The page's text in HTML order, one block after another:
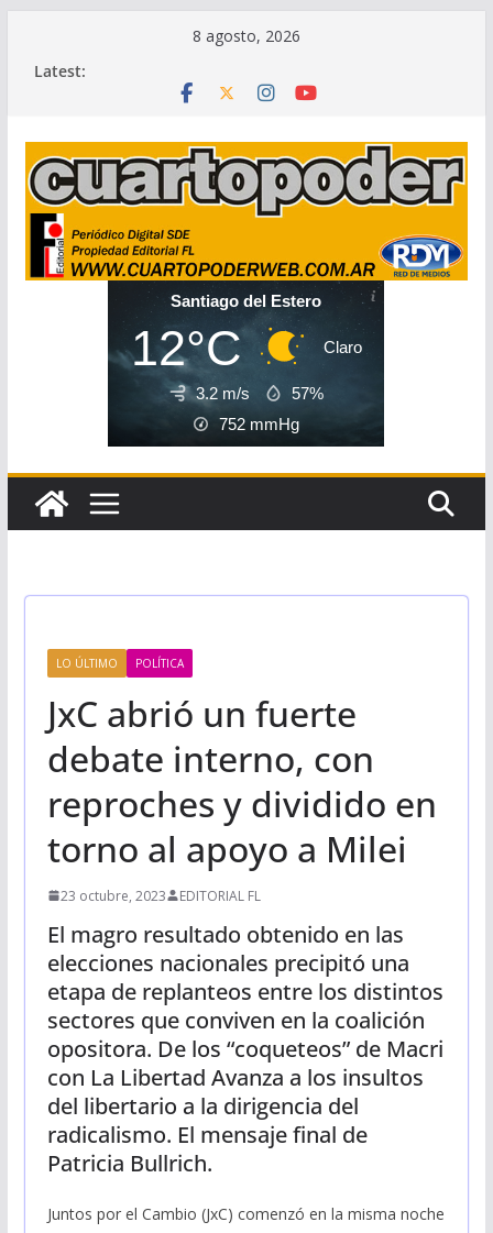
8 agosto, 2026
Latest:
Santiago del Estero
12°C Claro
3.2 m/s
57%
752 mmHg
LO ÚLTIMO POLÍTICA
JxC abrió un fuerte
debate interno, con
reproches y dividido en
torno al apoyo a Milei
23 octubre, 2023 EDITORIAL FL
El magro resultado obtenido en las
elecciones nacionales precipitó una
etapa de replanteos entre los distintos
sectores que conviven en la coalición
opositora. De los “coqueteos” de Macri
con La Libertad Avanza a los insultos
del libertario a la dirigencia del
radicalismo. El mensaje final de
Patricia Bullrich.
Juntos por el Cambio (JxC) comenzó en la misma noche